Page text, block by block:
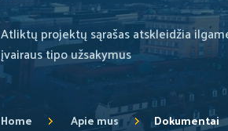
Atliktų projektų sąrašas atskleidžia
įvairaus tipo užsakymus
Home Apie mus Dokumentai